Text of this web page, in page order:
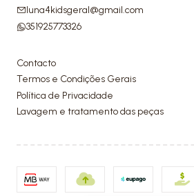
luna4kidsgeral@gmail.com
351925773326
Contacto
Termos e Condições Gerais
Política de Privacidade
Lavagem e tratamento das peças